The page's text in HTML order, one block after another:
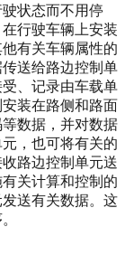
状态而不用停
行驶车辆上安装
有关车辆属性的
送给路边控制单
、记录由车载单
装在路侧和路面
数据，并对数据
，也可将有关的
路边控制单元送
关计算和控制的
送有关数据。这